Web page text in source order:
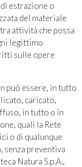
estrazione o
del materiale
attività che possa
legittimo
sulle opere
può essere, in tutto
caricato,
in tutto o in
quali la Rete
o di qualunque
senza preventiva
Natura S.p.A.,